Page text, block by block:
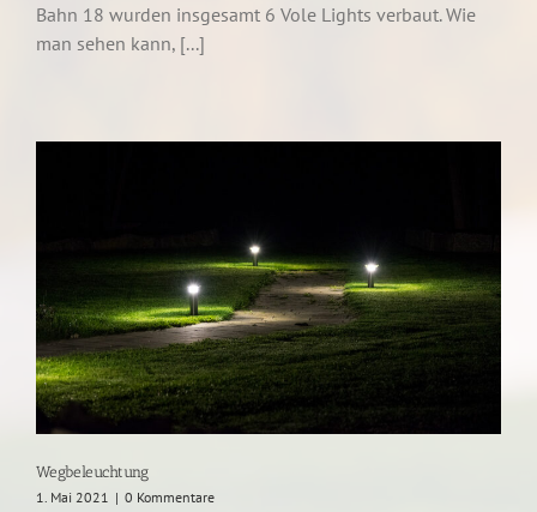
Bahn 18 wurden insgesamt 6 Vole Lights verbaut. Wie
man sehen kann, [...]
Wegbeleuchtung
1. Mai 2021 | 0 Kommentare